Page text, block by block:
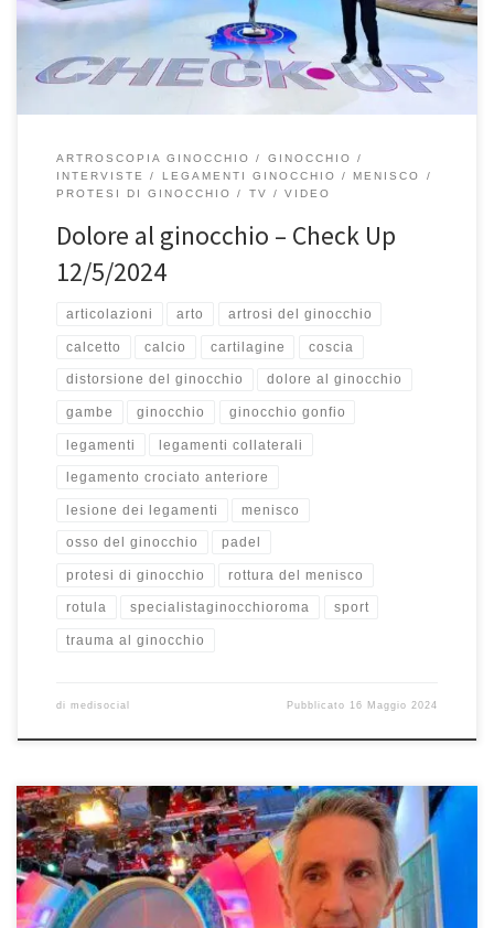
qui. Camminare, un gesto così naturale quanto rivoluzionario,
frutto di centinaia di migliaia di […]
ARTROSCOPIA GINOCCHIO
GINOCCHIO
INTERVISTE
LEGAMENTI GINOCCHIO
MENISCO
PROTESI DI GINOCCHIO
TV VIDEO
Dolore al ginocchio – Check Up
12/5/2024
articolazioni arto artrosi del ginocchio
calcetto calcio cartilagine coscia
distorsione del ginocchio dolore al ginocchio
gambe ginocchio ginocchio gonfio
legamenti legamenti collaterali
legamento crociato anteriore
lesione dei legamenti menisco
osso del ginocchio padel
protesi di ginocchio rottura del menisco
rotula specialistaginocchioroma sport
trauma al ginocchio
di medisocial Pubblicato 16 Maggio 2024
Dolori alla spalla e dolce dormire Prof. Francesco Franceschi
ortopedico spalla a Roma – Intervista a “Buongiorno Benessere”
Rai1 del 12/3/2022. Se avete perso l’intervista, potete rivederla